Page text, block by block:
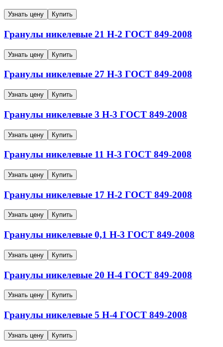
Узнать цену Купить
Гранулы никелевые 21 Н-2 ГОСТ 849-2008
Узнать цену Купить
Гранулы никелевые 27 Н-3 ГОСТ 849-2008
Узнать цену Купить
Гранулы никелевые 3 Н-3 ГОСТ 849-2008
Узнать цену Купить
Гранулы никелевые 11 Н-3 ГОСТ 849-2008
Узнать цену Купить
Гранулы никелевые 17 Н-2 ГОСТ 849-2008
Узнать цену Купить
Гранулы никелевые 0,1 Н-3 ГОСТ 849-2008
Узнать цену Купить
Гранулы никелевые 20 Н-4 ГОСТ 849-2008
Узнать цену Купить
Гранулы никелевые 5 Н-4 ГОСТ 849-2008
Узнать цену Купить